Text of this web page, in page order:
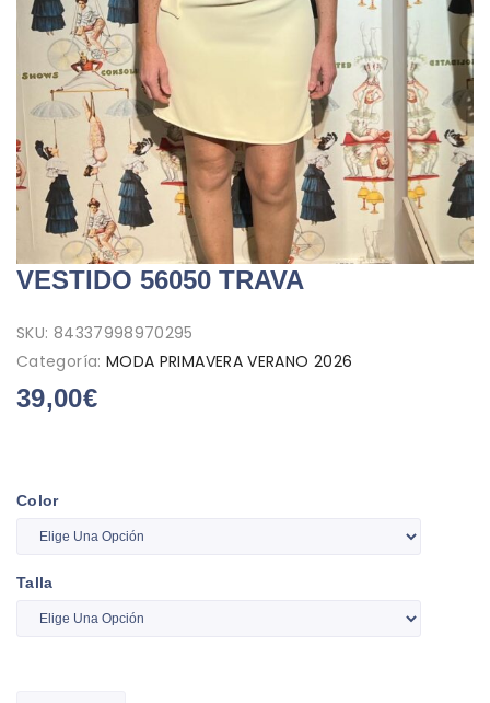
VESTIDO 56050 TRAVA
SKU: 84337998970295
Categoría: MODA PRIMAVERA VERANO 2026
39,00€
Color
Talla